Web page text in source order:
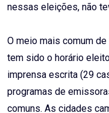
nessas eleições, não
O meio mais comum
tem sido o horário
imprensa escrita (29
programas de
comuns. As cidades